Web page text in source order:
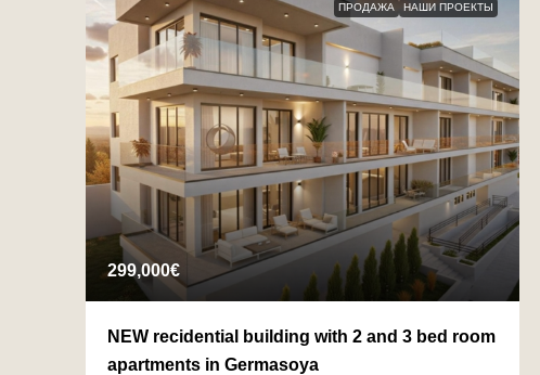
ПРОДАЖА НАШИ ПРОЕКТЫ
299,000€
NEW recidential building with 2 and 3 bed room
apartments in Germasoya